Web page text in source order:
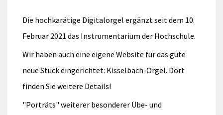
Die hochkarätige Digitalorgel ergänzt seit dem 10.
Februar 2021 das Instrumentarium der Hochschule.
Wir haben auch eine eigene Website für das gute
neue Stück eingerichtet: Kisselbach-Orgel. Dort
finden Sie weitere Details!
"Porträts" weiterer besonderer Übe- und